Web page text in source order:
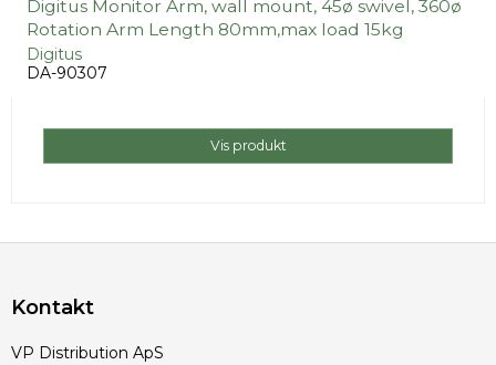
Digitus Monitor Arm, wall mount, 45ø swivel, 360ø
Rotation Arm Length 80mm,max load 15kg
Digitus
DA-90307
Vis produkt
Kontakt
VP Distribution ApS